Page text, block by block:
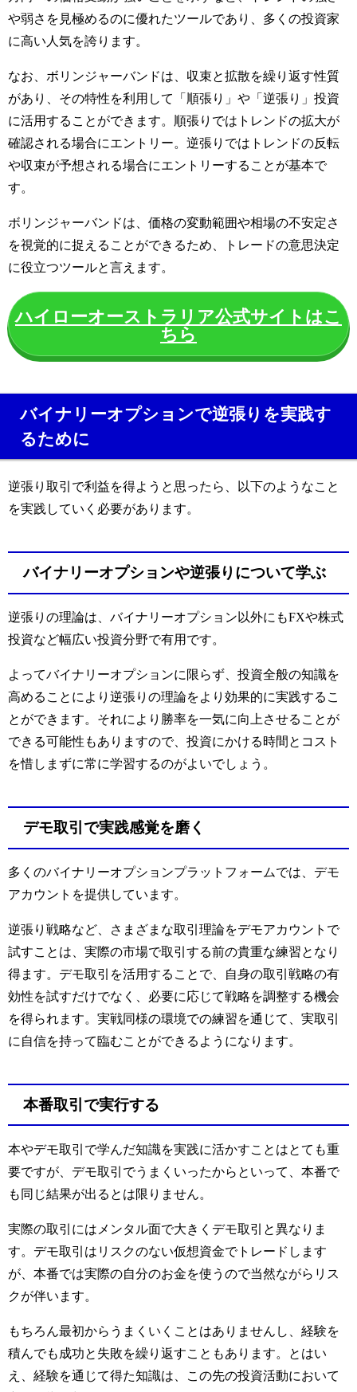
や弱さを見極めるのに優れたツールであり、多くの投資家
に高い人気を誇ります。
なお、ボリンジャーバンドは、収束と拡散を繰り返す性質
があり、その特性を利用して「順張り」や「逆張り」投資
に活用することができます。順張りではトレンドの拡大が
確認される場合にエントリー。逆張りではトレンドの反転
や収束が予想される場合にエントリーすることが基本で
す。
ボリンジャーバンドは、価格の変動範囲や相場の不安定さ
を視覚的に捉えることができるため、トレードの意思決定
に役立つツールと言えます。
ハイローオーストラリア公式サイトはこ
ちら
バイナリーオプションで逆張りを実践す
るために
逆張り取引で利益を得ようと思ったら、以下のようなこと
を実践していく必要があります。
バイナリーオプションや逆張りについて学ぶ
逆張りの理論は、バイナリーオプション以外にもFXや株式
投資など幅広い投資分野で有用です。
よってバイナリーオプションに限らず、投資全般の知識を
高めることにより逆張りの理論をより効果的に実践するこ
とができます。それにより 勝率を一気に向上させることが
できる可能性もありますので、投資にかける時間とコスト
を惜しまずに常に学習するのがよいでしょう。
デモ取引で実践感覚を磨く
多くのバイナリーオプションプラットフォームでは、デモ
アカウントを提供しています。
逆張り戦略など、さまざまな取引理論をデモアカウントで
試すことは、実際の市場で取引する前の貴重な練習となり
得ます。デモ取引を活用することで、自身の取引戦略の有
効性を試すだけでなく、必要に応じて戦略を調整する機会
を得られます。実戦同様の環境での練習を通じて、実取引
に自信を持って臨むことができるようになります。
本番取引で実行する
本やデモ取引で学んだ知識を実践に活かすことはとても重
要ですが、デモ取引でうまくいったからといって、本番で
も同じ結果が出るとは限りません。
実際の取引にはメンタル面で大きくデモ取引と異なりま
す。デモ取引はリスクのない仮想資金でトレードします
が、本番では実際の自分のお金を使うので当然ながらリス
クが伴います。
もちろん最初からうまくいくことはありませんし、経験を
積んでも成功と失敗を繰り返すこともあります。とはい
え、経験を通じて得た知識は、この先の投資活動において